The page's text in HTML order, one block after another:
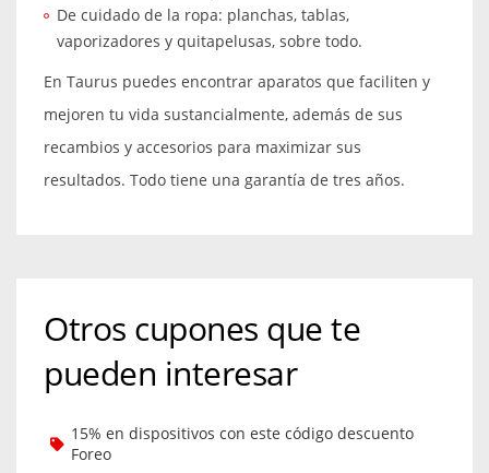
De cuidado de la ropa: planchas, tablas,
vaporizadores y quitapelusas, sobre todo.
En Taurus puedes encontrar aparatos que faciliten y
mejoren tu vida sustancialmente, además de sus
recambios y accesorios para maximizar sus
resultados. Todo tiene una garantía de tres años.
Otros cupones que te
pueden interesar
15% en dispositivos con este código descuento
Foreo